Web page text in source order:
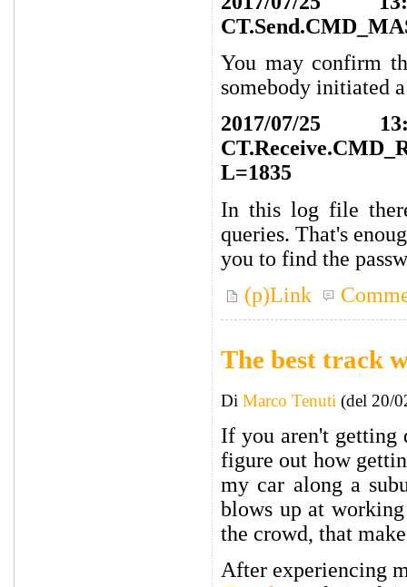
You may confirm
somebody initiated
2017/07/25
L=1835
In this log file
queries. That's
you to find the
(p)Link
The best track
Di Marco Tenuti (del 20/
If you aren't getting
figure out how
my car along a
blows up at
the crowd, that
After experiencing